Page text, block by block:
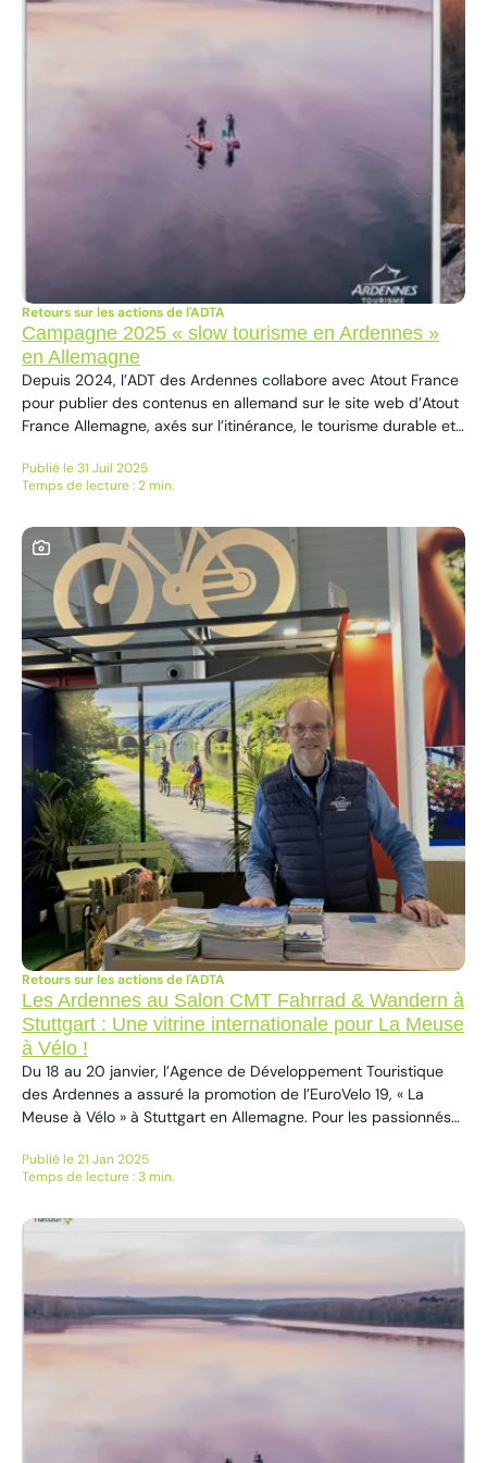
Campagne 2025 « slow tourisme en Ardennes »
en Allemagne
Retours sur les actions de l'ADTA
Depuis 2024, l’ADT des Ardennes collabore avec Atout France
pour publier des contenus en allemand sur le site web d’Atout
France Allemagne, axés sur l’itinérance, le tourisme durable et
menée sur Facebook et Instagram du 17 février au 2 mars.
Objectifs Les objectifs de cette campagne étaient...
Publié le 31 Juil 2025
Temps de lecture : 2 min.
Les Ardennes au Salon CMT Fahrrad & Wandern à
Stuttgart : Une vitrine internationale pour La Meuse
à Vélo !
Retours sur les actions de l'ADTA
Du 18 au 20 janvier, l’Agence de Développement Touristique
des Ardennes a assuré la promotion de l’EuroVelo 19, « La
Meuse à Vélo » à Stuttgart en Allemagne. Pour les passionnés
un rendez-vous incontournable pour les passionnés de vélo et
de randonnée. Avec une affluence...
Publié le 21 Jan 2025
Temps de lecture : 3 min.
Ce contenu contient une galerie photo